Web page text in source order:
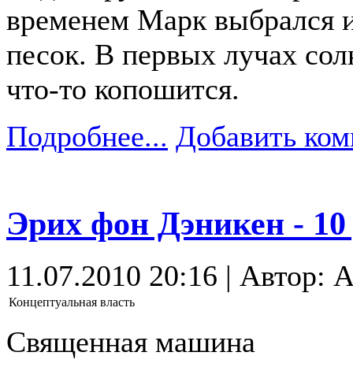
временем Марк выбрался
песок. В первых лучах
что-то копошится.
Подробнее... Добавить
Эрих фон Дэникен -
11.07.2010 20:16 | Автор:
Концептуальная власть
Священная машина